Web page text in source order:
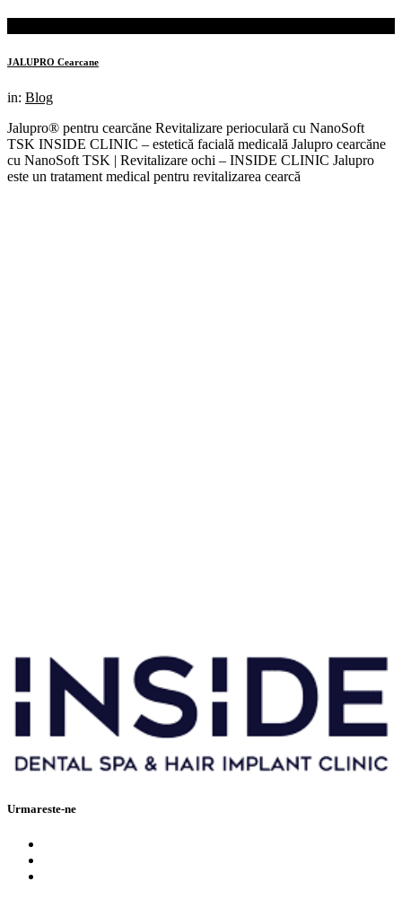
JALUPRO Cearcane
in: Blog
Jalupro® pentru cearcăne Revitalizare perioculară cu NanoSoft
TSK INSIDE CLINIC – estetică facială medicală Jalupro cearcăne
cu NanoSoft TSK | Revitalizare ochi – INSIDE CLINIC Jalupro
este un tratament medical pentru revitalizarea cearcă
Urmareste-ne